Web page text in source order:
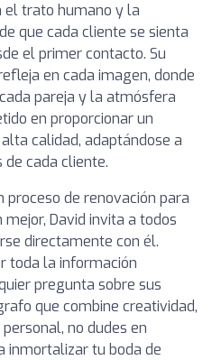
el trato humano y la
que cada cliente se sienta
el primer contacto. Su
en cada imagen, donde
pareja y la atmósfera
en proporcionar un
calidad, adaptándose a
de cada cliente.
proceso de renovación para
David invita a todos
directamente con él.
toda la información
pregunta sobre sus
que combine creatividad,
no dudes en
inmortalizar tu boda de